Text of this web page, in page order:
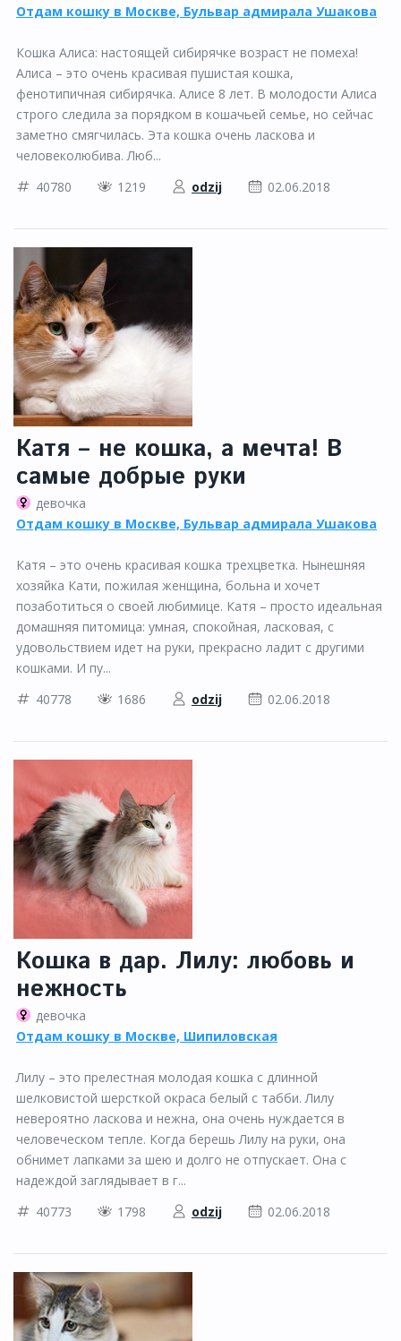
Отдам кошку в Москве, Бульвар адмирала Ушакова
Кошка Алиса: настоящей сибирячке возраст не помеха!
Алиса – это очень красивая пушистая кошка,
фенотипичная сибирячка. Алисе 8 лет. В молодости Алиса
строго следила за порядком в кошачьей семье, но сейчас
заметно смягчилась. Эта кошка очень ласкова и
человеколюбива. Люб...
40780
1219 odzij 02.06.2018
Катя – не кошка, а мечта! В
самые добрые руки
девочка
Отдам кошку в Москве, Бульвар адмирала Ушакова
Катя – это очень красивая кошка трехцветка. Нынешняя
хозяйка Кати, пожилая женщина, больна и хочет
позаботиться о своей любимице. Катя – просто идеальная
домашняя питомица: умная, спокойная, ласковая, с
удовольствием идет на руки, прекрасно ладит с другими
кошками. И пу...
40778
1686 odzij 02.06.2018
Кошка в дар. Лилу: любовь и
нежность
девочка
Отдам кошку в Москве, Шипиловская
Лилу – это прелестная молодая кошка с длинной
шелковистой шерсткой окраса белый с табби. Лилу
невероятно ласкова и нежна, она очень нуждается в
человеческом тепле. Когда берешь Лилу на руки, она
обнимет лапками за шею и долго не отпускает. Она с
надеждой заглядывает в г...
40773
1798 odzij 02.06.2018